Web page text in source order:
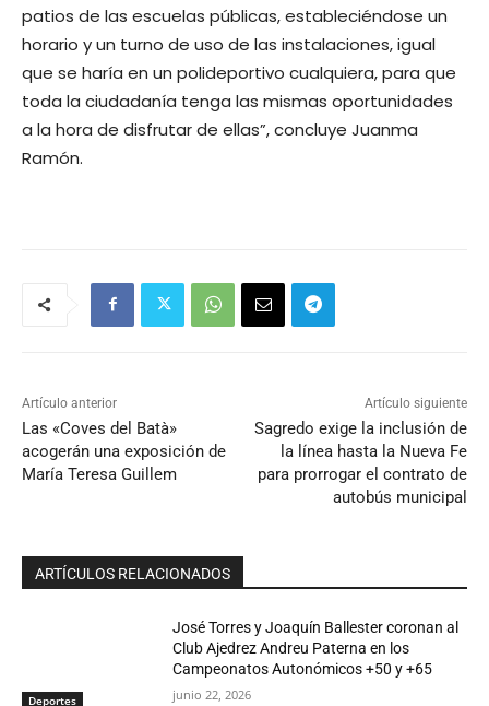
patios de las escuelas públicas, estableciéndose un
horario y un turno de uso de las instalaciones, igual
que se haría en un polideportivo cualquiera, para que
toda la ciudadanía tenga las mismas oportunidades
a la hora de disfrutar de ellas”, concluye Juanma
Ramón.
Artículo anterior
Las «Coves del Batà»
acogerán una exposición de
María Teresa Guillem
Artículo siguiente
Sagredo exige la inclusión de
la línea hasta la Nueva Fe
para prorrogar el contrato de
autobús municipal
ARTÍCULOS RELACIONADOS
Deportes
José Torres y Joaquín Ballester coronan al
Club Ajedrez Andreu Paterna en los
Campeonatos Autonómicos +50 y +65
junio 22, 2026